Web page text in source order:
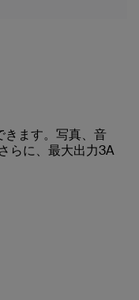
ます。写真、音
らに、最大出力3A